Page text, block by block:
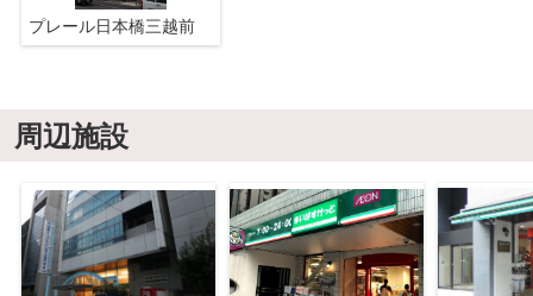
プレール日本橋三越前
周辺施設